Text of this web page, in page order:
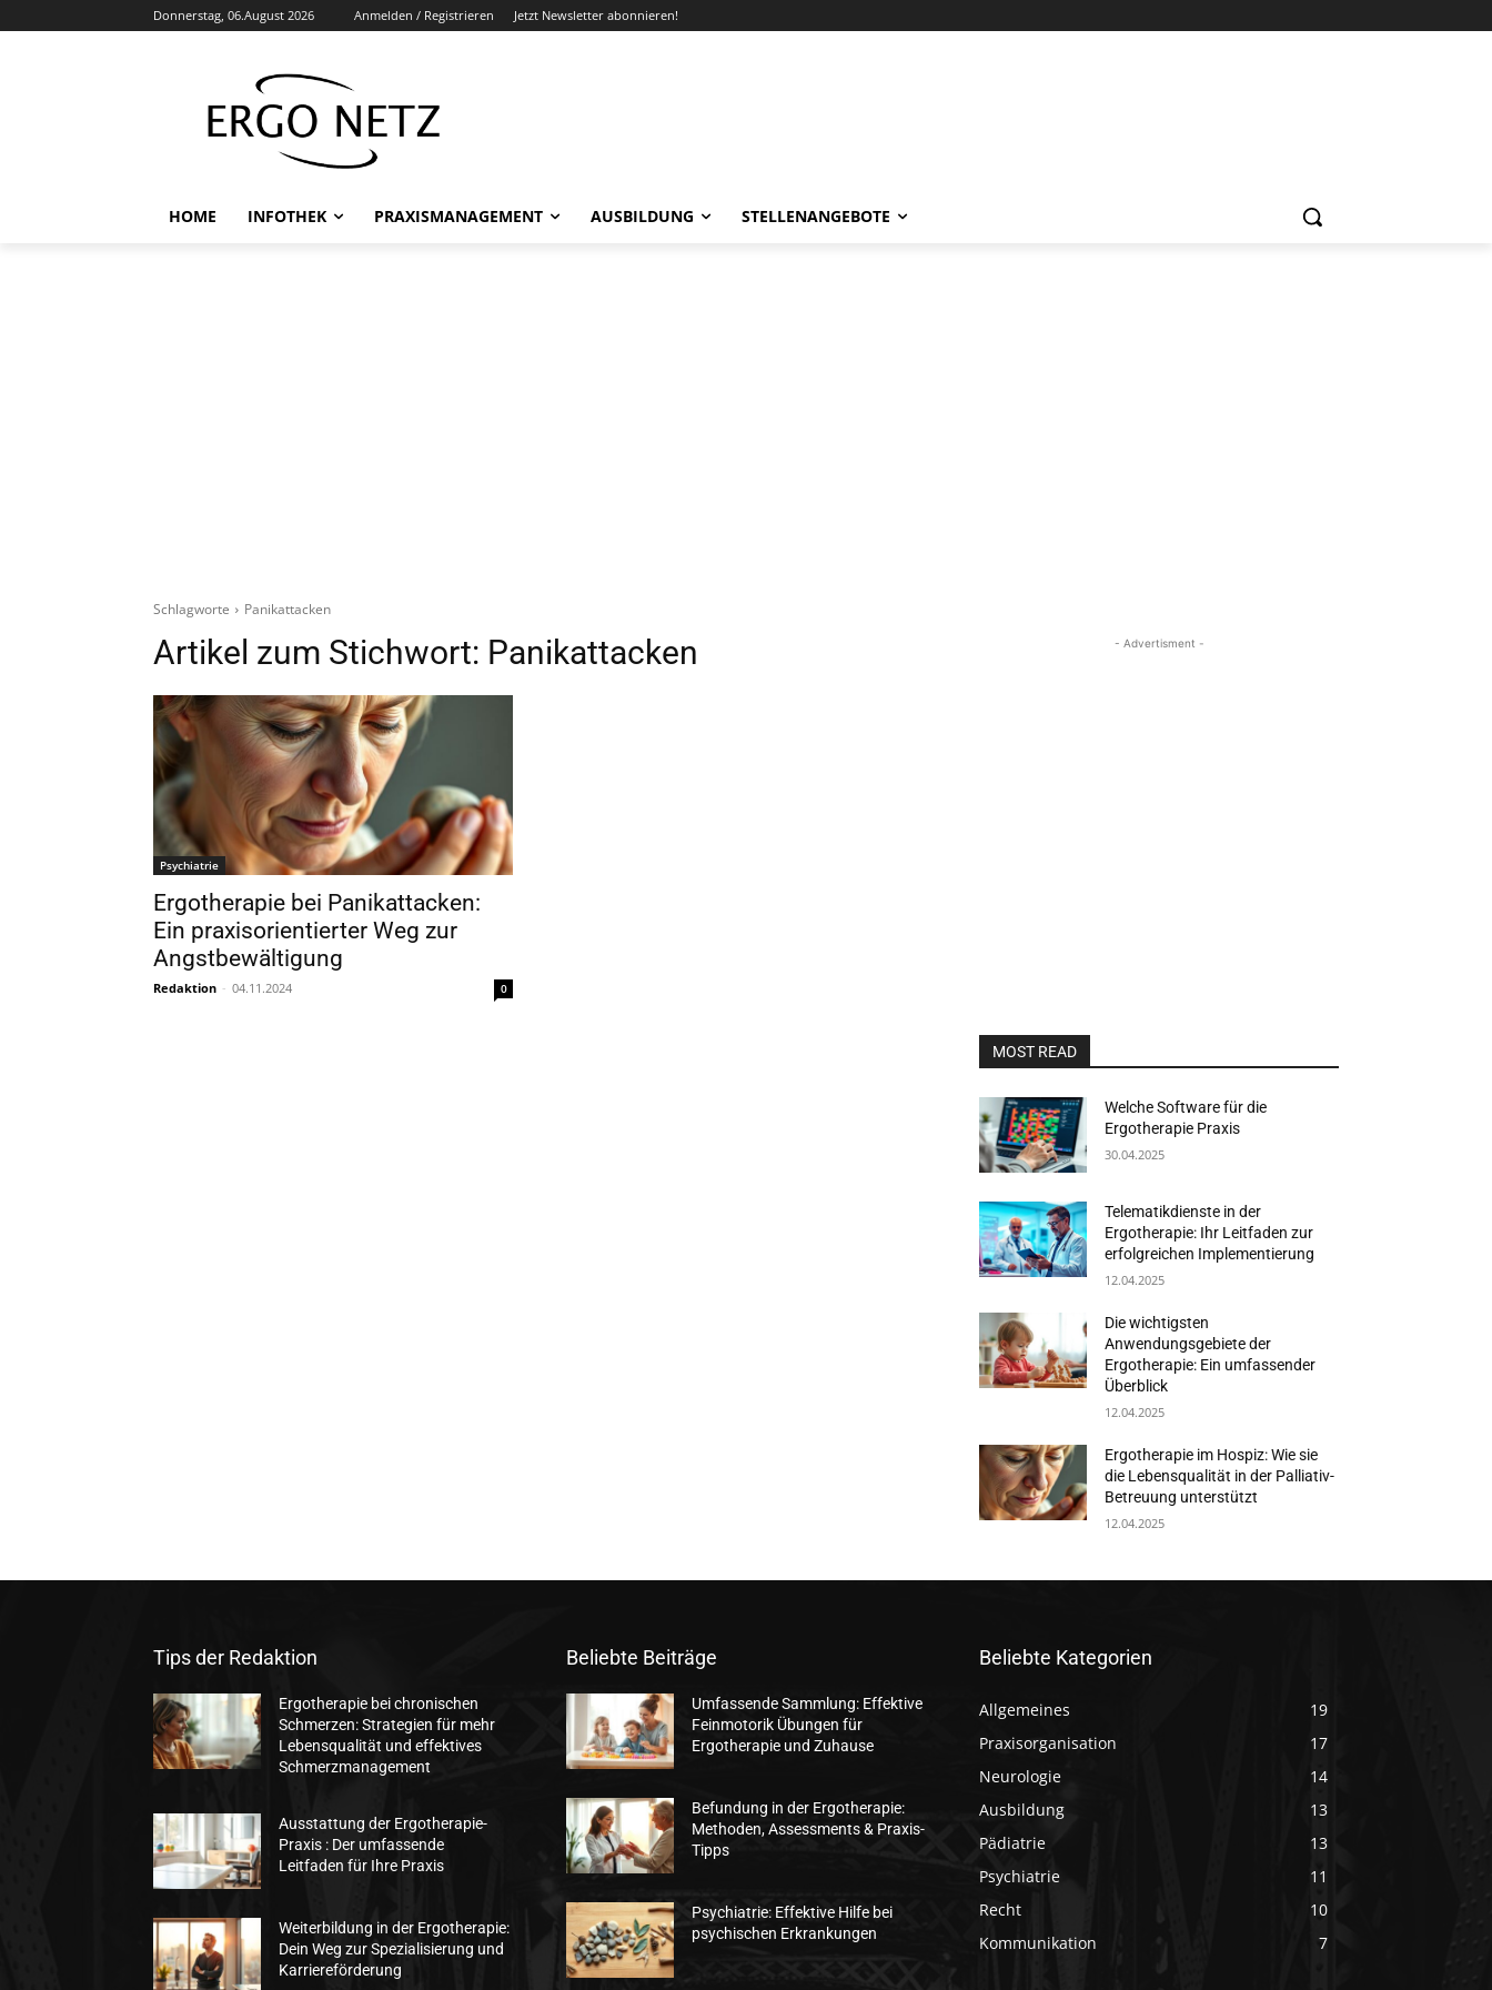
Donnerstag, 06.August 2026 Anmelden / Registrieren Jetzt Newsletter abonnieren!
HOME INFOTHEK PRAXISMANAGEMENT AUSBILDUNG STELLENANGEBOTE
Schlagworte Panikattacken
Artikel zum Stichwort: Panikattacken
Psychiatrie
Ergotherapie bei Panikattacken:
Ein praxisorientierter Weg zur
Angstbewältigung
Redaktion - 04.11.2024 0
- Advertisment -
MOST READ
Welche Software für die
Ergotherapie Praxis
30.04.2025
Telematikdienste in der
Ergotherapie: Ihr Leitfaden zur
erfolgreichen Implementierung
12.04.2025
Die wichtigsten
Anwendungsgebiete der
Ergotherapie: Ein umfassender
Überblick
12.04.2025
Ergotherapie im Hospiz: Wie sie
die Lebensqualität in der Palliativ-
Betreuung unterstützt
12.04.2025
Tips der Redaktion
Ergotherapie bei chronischen
Schmerzen: Strategien für mehr
Lebensqualität und effektives
Schmerzmanagement
Ausstattung der Ergotherapie-
Praxis : Der umfassende
Leitfaden für Ihre Praxis
Weiterbildung in der Ergotherapie:
Dein Weg zur Spezialisierung und
Karriereförderung
Beliebte Beiträge
Umfassende Sammlung: Effektive
Feinmotorik Übungen für
Ergotherapie und Zuhause
Befundung in der Ergotherapie:
Methoden, Assessments & Praxis-
Tipps
Psychiatrie: Effektive Hilfe bei
psychischen Erkrankungen
Beliebte Kategorien
Allgemeines
19
Praxisorganisation
17
Neurologie
14
Ausbildung
13
Pädiatrie
13
Psychiatrie
11
Recht
10
Kommunikation
7